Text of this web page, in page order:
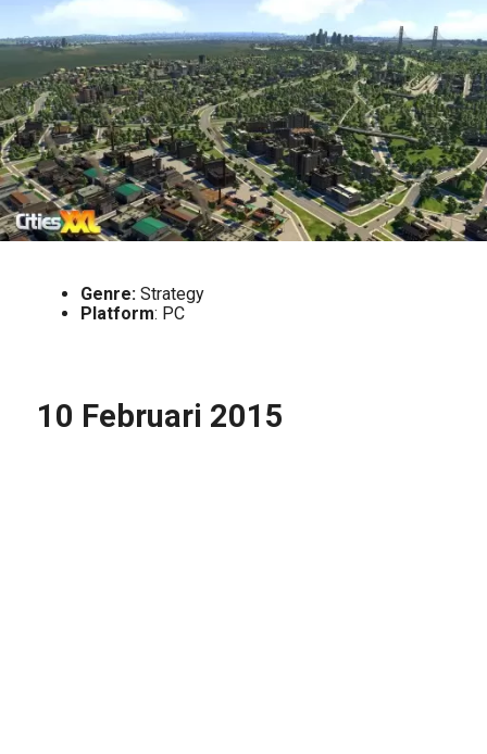
Genre:Strategy
Platform: PC
10 Februari 2015